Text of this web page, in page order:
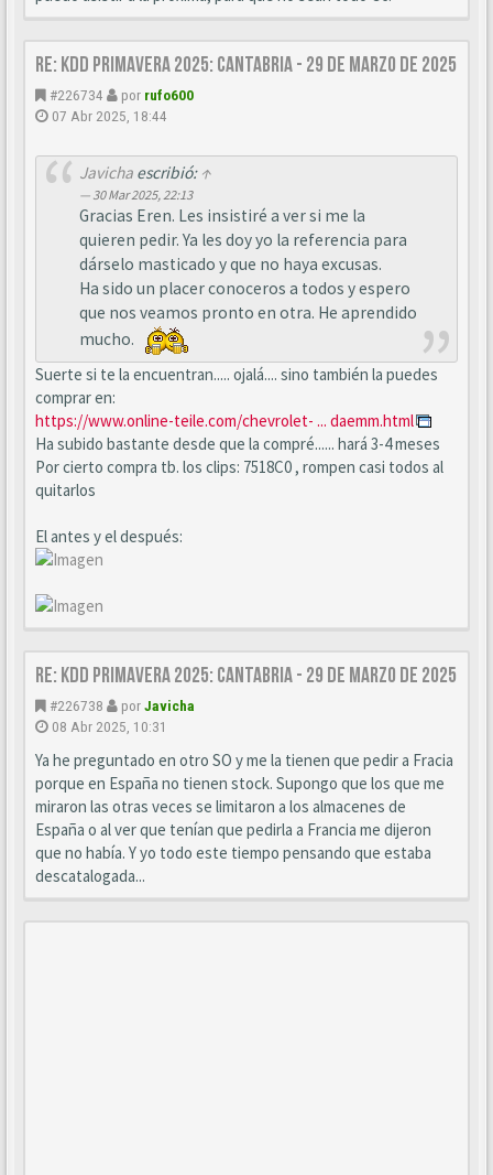
Re: KDD Primavera 2025: Cantabria - 29 de Marzo de 2025
#226734 por rufo600
07 Abr 2025, 18:44
Javichaescribió: ↑
30 Mar 2025, 22:13
Gracias Eren. Les insistiré a ver si me la
quieren pedir. Ya les doy yo la referencia para
dárselo masticado y que no haya excusas.
Ha sido un placer conoceros a todos y espero
que nos veamos pronto en otra. He aprendido
mucho.
Suerte si te la encuentran..... ojalá.... sino también la puedes
comprar en:
https://www.online-teile.com/chevrolet- ... daemm.html
Ha subido bastante desde que la compré...... hará 3-4 meses
Por cierto compra tb. los clips: 7518C0 , rompen casi todos al
quitarlos
El antes y el después:
Re: KDD Primavera 2025: Cantabria - 29 de Marzo de 2025
#226738 porJavicha
08 Abr 2025, 10:31
Ya he preguntado en otro SO y me la tienen que pedir a Fracia
porque en España no tienen stock. Supongo que los que me
miraron las otras veces se limitaron a los almacenes de
España o al ver que tenían que pedirla a Francia me dijeron
que no había. Y yo todo este tiempo pensando que estaba
descatalogada...